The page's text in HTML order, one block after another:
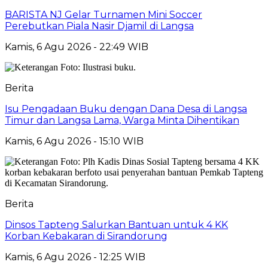
BARISTA NJ Gelar Turnamen Mini Soccer
Perebutkan Piala Nasir Djamil di Langsa
Kamis, 6 Agu 2026 - 22:49 WIB
Berita
Isu Pengadaan Buku dengan Dana Desa di Langsa
Timur dan Langsa Lama, Warga Minta Dihentikan
Kamis, 6 Agu 2026 - 15:10 WIB
Berita
Dinsos Tapteng Salurkan Bantuan untuk 4 KK
Korban Kebakaran di Sirandorung
Kamis, 6 Agu 2026 - 12:25 WIB